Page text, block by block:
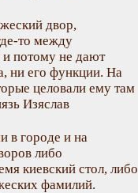
двор,
то между
потому не дают
ни его функции. На
целовали ему там
Изяслав
в городе и на
либо
киевский стол, либо
фамилий.